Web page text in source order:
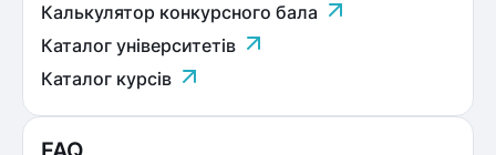
Калькулятор конкурсного бала
Каталог університетів
Каталог курсів